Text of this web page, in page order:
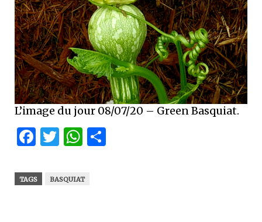
L’image du jour 08/07/20 – Green Basquiat.
Facebook
Twitter
WhatsApp
TAGS BASQUIAT